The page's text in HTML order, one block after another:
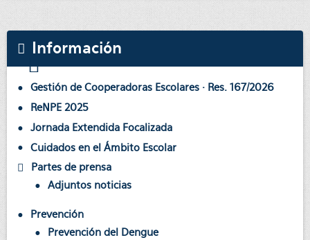
Información
Gestión de Cooperadoras Escolares · Res. 167/2026
ReNPE 2025
Jornada Extendida Focalizada
Cuidados en el Ámbito Escolar
Partes de prensa
Adjuntos noticias
Prevención
Prevención del Dengue